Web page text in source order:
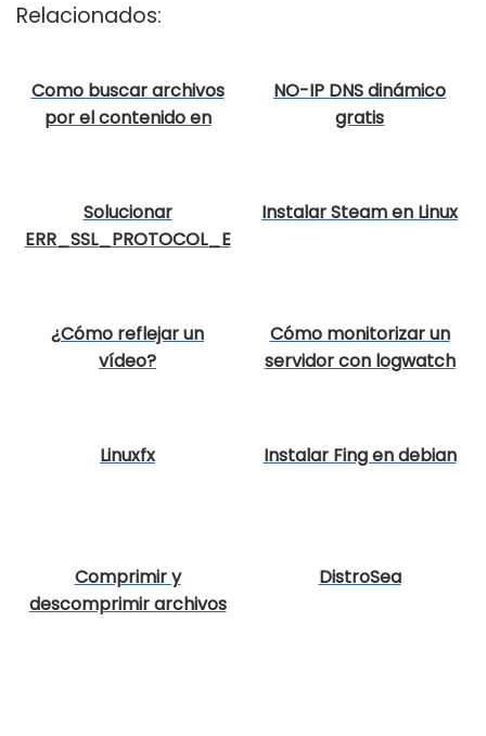
Relacionados:
Como buscar archivos
por el contenido en
NO-IP DNS dinámico
gratis
Solucionar
ERR_SSL_PROTOCOL_E
Instalar Steam en Linux
¿Cómo reflejar un
vídeo?
Cómo monitorizar un
servidor con logwatch
Linuxfx Instalar Fing en debian
Comprimir y
descomprimir archivos
DistroSea